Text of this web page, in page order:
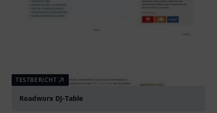
TESTBERICHT
Roadworx DJ-Table